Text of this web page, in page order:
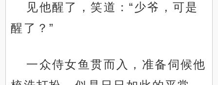
见他醒了，笑道：“少爷，可是
醒了？”
一众侍女鱼贯而入，准备伺候他